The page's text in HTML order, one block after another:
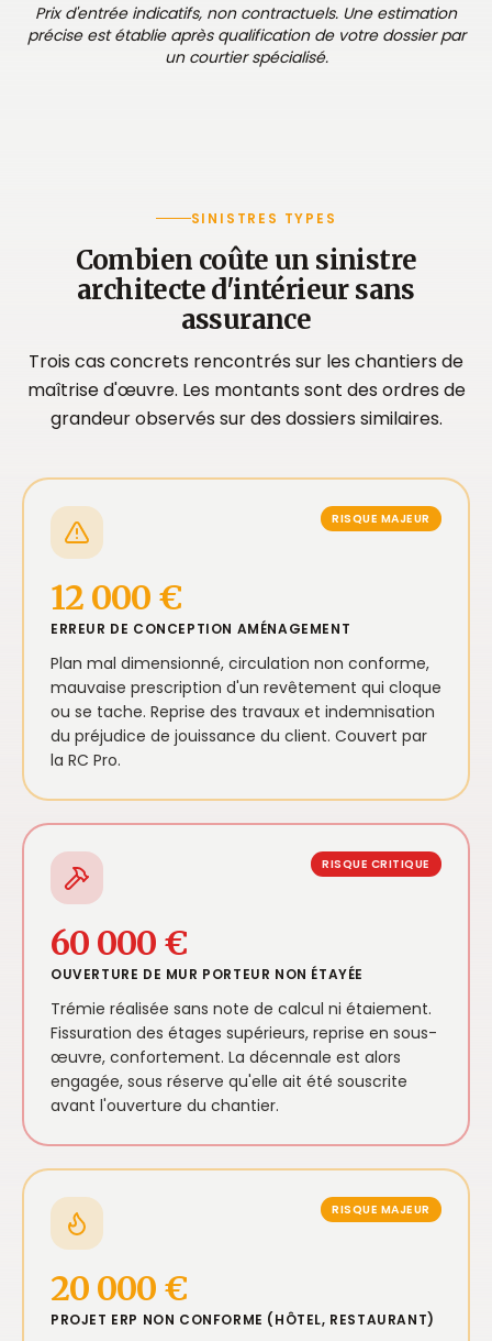
Prix d'entrée indicatifs, non contractuels. Une estimation
précise est établie après qualification de votre dossier par
un courtier spécialisé.
SINISTRES TYPES
Combien coûte un sinistre
architecte d'intérieur sans
assurance
Trois cas concrets rencontrés sur les chantiers de
maîtrise d'œuvre. Les montants sont des ordres de
grandeur observés sur des dossiers similaires.
RISQUE MAJEUR
12 000 €
ERREUR DE CONCEPTION AMÉNAGEMENT
Plan mal dimensionné, circulation non conforme,
mauvaise prescription d'un revêtement qui cloque
ou se tache. Reprise des travaux et indemnisation
du préjudice de jouissance du client. Couvert par
la RC Pro.
RISQUE CRITIQUE
60 000 €
OUVERTURE DE MUR PORTEUR NON ÉTAYÉE
Trémie réalisée sans note de calcul ni étaiement.
Fissuration des étages supérieurs, reprise en sous-
œuvre, confortement. La décennale est alors
engagée, sous réserve qu'elle ait été souscrite
avant l'ouverture du chantier.
RISQUE MAJEUR
20 000 €
PROJET ERP NON CONFORME (HÔTEL, RESTAURANT)